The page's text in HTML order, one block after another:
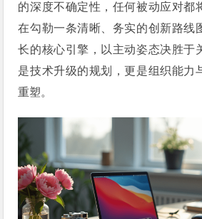
的深度不确定性，任何被动应对都
在勾勒一条清晰、务实的创新路线
长的核心引擎，以主动姿态决胜于
是技术升级的规划，更是组织能力
重塑。